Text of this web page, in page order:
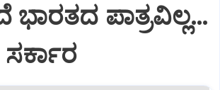
ಭಾರತದ ಪಾತ್ರವಿಲ್ಲ…